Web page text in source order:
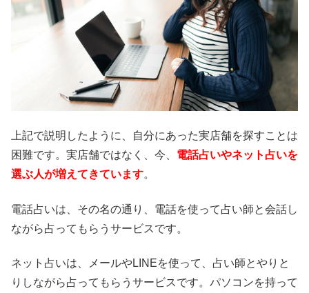
上記で説明したように、自分にあった実店舗を探すことは
困難です。実店舗ではなく、今、 電話占いやネット占いを
選ぶ人が増えてきています。
電話占いは、その名の通り、電話を使って占い師と会話し
ながら占ってもらうサービスです。
ネット占いは、メールやLINEを使って、占い師とやりと
りしながら占ってもらうサービスです。パソコンを持って